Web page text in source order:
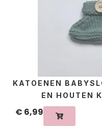
KATOENEN
EN HOUTEN
€ 6,99